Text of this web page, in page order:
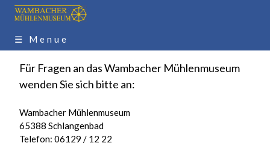
☰ Menue
Für Fragen an das Wambacher Mühlenmuseum
wenden Sie sich bitte an:
Wambacher Mühlenmuseum
65388 Schlangenbad
Telefon: 06129 / 12 22